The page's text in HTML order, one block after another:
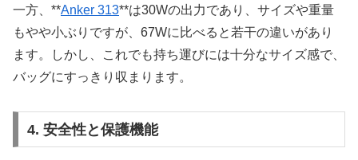
一方、**Anker 313**は30Wの出力であり、サイズや重量
もやや小ぶりですが、67Wに比べると若干の違いがあり
ます。しかし、これでも持ち運びには十分なサイズ感で、
バッグにすっきり収まります。
4. 安全性と保護機能